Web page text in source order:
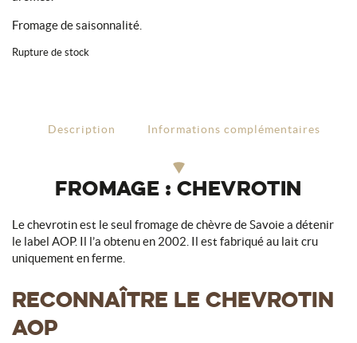
Fromage de saisonnalité.
Rupture de stock
Description Informations complémentaires
FROMAGE : CHEVROTIN
Le chevrotin est le seul fromage de chèvre de Savoie a détenir
le label AOP. Il l’a obtenu en 2002. Il est fabriqué au lait cru
uniquement en ferme.
RECONNAÎTRE LE CHEVROTIN
AOP